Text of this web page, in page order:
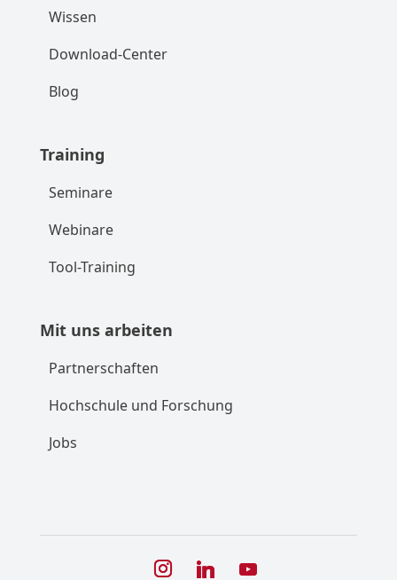
Wissen
Download-Center
Blog
Training
Seminare
Webinare
Tool-Training
Mit uns arbeiten
Partnerschaften
Hochschule und Forschung
Jobs